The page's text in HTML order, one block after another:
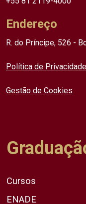
Endereço
R. do Príncipe, 526 -
Política de Privacidade
Gestão de Cookies
Cursos
ENADE